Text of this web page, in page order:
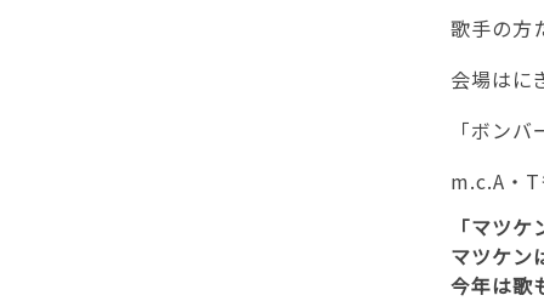
歌手の方
会場はに
「ボンバ
m.c.A・T
「マツ
マツケン
今年は歌